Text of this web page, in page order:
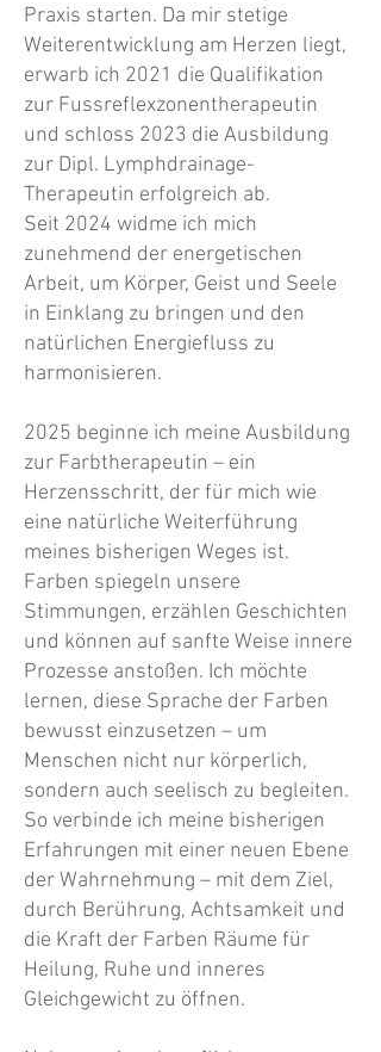
Praxis starten. Da mir stetige
Weiterentwicklung am Herzen liegt,
erwarb ich 2021 die Qualifikation
zur Fussreflexzonentherapeutin
und schloss 2023 die Ausbildung
zur Dipl. Lymphdrainage-
Therapeutin erfolgreich ab.
Seit 2024 widme ich mich
zunehmend der energetischen
Arbeit, um Körper, Geist und Seele
in Einklang zu bringen und den
natürlichen Energiefluss zu
harmonisieren.
2025 beginne ich meine Ausbildung
zur Farbtherapeutin – ein
Herzensschritt, der für mich wie
eine natürliche Weiterführung
meines bisherigen Weges ist.
Farben spiegeln unsere
Stimmungen, erzählen Geschichten
und können auf sanfte Weise innere
Prozesse anstoßen. Ich möchte
lernen, diese Sprache der Farben
bewusst einzusetzen – um
Menschen nicht nur körperlich,
sondern auch seelisch zu begleiten.
So verbinde ich meine bisherigen
Erfahrungen mit einer neuen Ebene
der Wahrnehmung – mit dem Ziel,
durch Berührung, Achtsamkeit und
die Kraft der Farben Räume für
Heilung, Ruhe und inneres
Gleichgewicht zu öffnen.